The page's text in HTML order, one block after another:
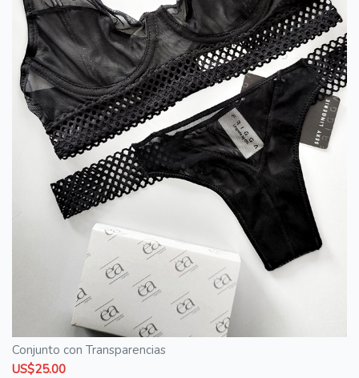
Conjunto con Transparencias
US$25.00